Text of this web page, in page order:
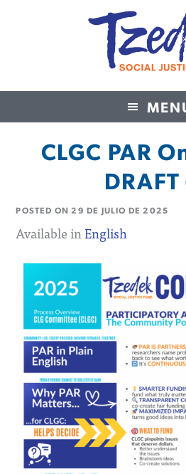
Tzedek Social
CLGC PAR
DRAFT
POSTED ON29 DE JULIO DE 2025
Available inEnglish